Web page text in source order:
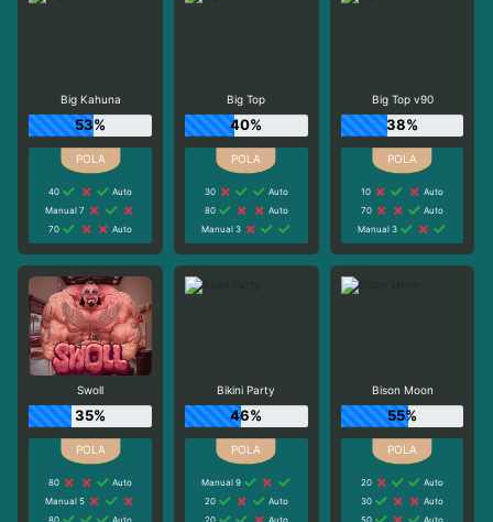
Big Kahuna
53%
40
Auto
Manual 7
70
Auto
Big Top
40%
30
Auto
80
Auto
Manual 3
Big Top v90
38%
10
Auto
70
Auto
Manual 3
Swoll
35%
80
Auto
Manual 5
80
Auto
Bikini Party
46%
Manual 9
20
Auto
20
Auto
Bison Moon
55%
20
Auto
30
Auto
50
Auto